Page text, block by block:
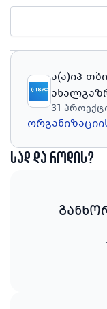
ა(ა)იპ
31
სად და როდის?